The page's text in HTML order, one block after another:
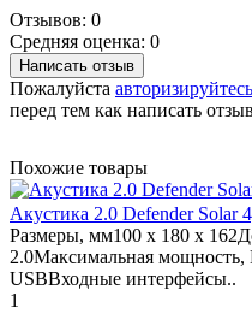
Отзывов: 0
Средняя оценка: 0
Написать отзыв
Пожалуйста авторизируйтесь
перед тем как написать отзыв
Похожие товары
Акустика 2.0 Defender Solar
Размеры, мм100 x 180 x
2.0Максимальная
USBВходные интерфейсы..
1